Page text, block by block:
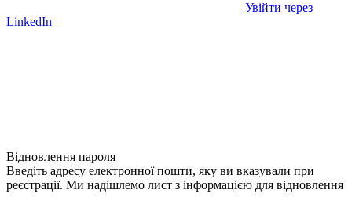
Увійти через
LinkedIn
Відновлення пароля
Введіть адресу електронної пошти, яку ви вказували при
реєстрації. Ми надішлемо лист з інформацією для відновлення